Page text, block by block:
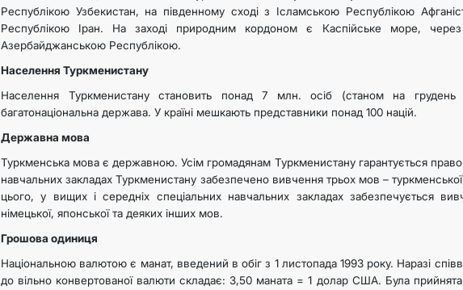
Республікою Узбекистан, на південному сході з Ісламською Республікою
Республікою Іран. На заході природним кордоном є Каспійське море,
Азербайджанською Республікою.
Населення Туркменистану​
Населення Туркменистану становить понад 7 млн. осіб (станом на
багатонаціональна держава. У країні мешкають представники понад 100 націй.
Державна мова​
Туркменська мова є державною. Усім громадянам Туркменистану гарантується
навчальних закладах Туркменистану забезпечено вивчення трьох мов – туркменської,
цього, у вищих і середніх спеціальних навчальних закладах забезпечується
німецької, японської та деяких інших мов.
Грошова одиниця​
Національною валютою є манат, введений в обіг з 1 листопада 1993 року. Наразі
до вільно конвертованої валюти складає: 3,50 маната = 1 долар США. Була